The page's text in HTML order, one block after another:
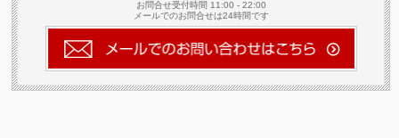
お問合せ受付時間 11:00 - 22:00
メールでのお問合せは24時間です